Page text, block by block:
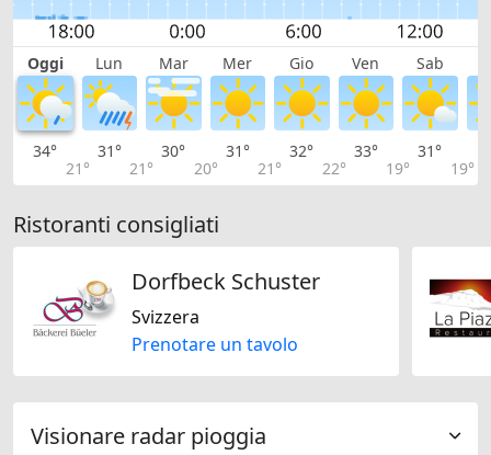
Oggi Lun Mar Mer Gio Ven Sab
34°
21°
31°
21°
30°
20°
31°
21°
32°
22°
33°
19°
31°
19°
Ristoranti consigliati
Dorfbeck Schuster
Svizzera
Prenotare un tavolo
Visionare radar pioggia